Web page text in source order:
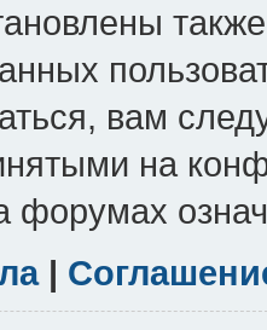
вам
на
форумах
|